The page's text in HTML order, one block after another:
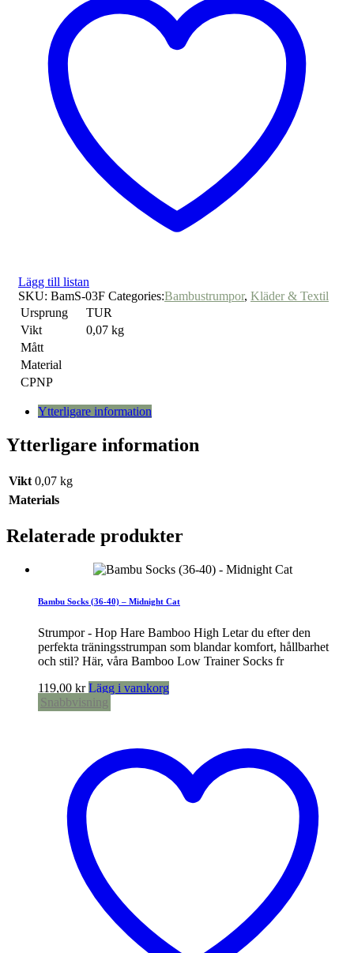
Lägg till listan
SKU: BamS-03F Categories:Bambustrumpor, Kläder & Textil
Ursprung
TUR
Vikt
0,07 kg
Mått
Material
CPNP
Ytterligare information
Ytterligare information
Vikt 0,07 kg
Materials
Relaterade produkter
Bambu Socks (36-40) – Midnight Cat
Strumpor - Hop Hare Bamboo High Letar du efter den
perfekta träningsstrumpan som blandar komfort, hållbarhet
och stil? Här, våra Bamboo Low Trainer Socks fr
119,00 kr Lägg i varukorg
Snabbvisning